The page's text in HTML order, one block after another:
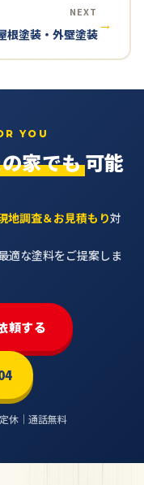
NEXT
根塗装・外壁塗装
→
YOU
家でも可能
地調査＆お見積もり対
適な塗料をご提案しま
頼する
休｜通話無料